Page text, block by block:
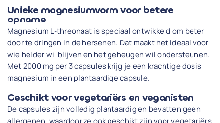
Unieke magnesiumvorm voor betere
opname
Magnesium L-threonaat is speciaal ontwikkeld om beter
door te dringen in de hersenen. Dat maakt het ideaal voor
wie helder wil blijven en het geheugen wil ondersteunen.
Met 2000 mg per 3 capsules krijg je een krachtige dosis
magnesium in een plantaardige capsule.
Geschikt voor vegetariërs en veganisten
De capsules zijn volledig plantaardig en bevatten geen
allergenen, waardoor ze ook geschikt zijn voor vegetariërs